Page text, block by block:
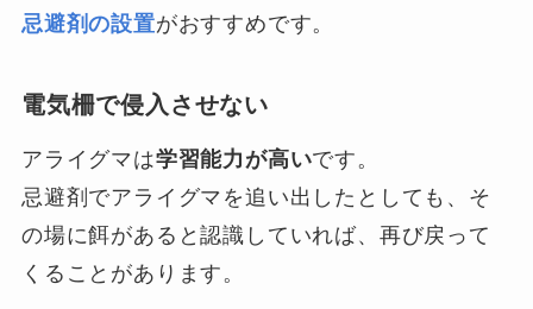
忌避剤の設置がおすすめです。
電気柵で侵入させない
アライグマは学習能力が高いです。
忌避剤でアライグマを追い出したとしても、そ
の場に餌があると認識していれば、再び戻って
くることがあります。